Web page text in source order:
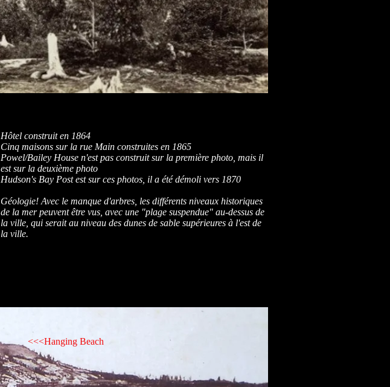
Hôtel construit en 1864
Cinq maisons sur la rue Main construites en 1865
Powel/Bailey House n'est pas construit sur la première photo, mais il
est sur la deuxième photo
Hudson's Bay Post est sur ces photos, il a été démoli vers 1870
Géologie! Avec le manque d'arbres, les différents niveaux historiques
de la mer peuvent être vus, avec une "plage suspendue" au-dessus de
la ville, qui serait au niveau des dunes de sable supérieures à l'est de
la ville.
<<<Hanging Beach